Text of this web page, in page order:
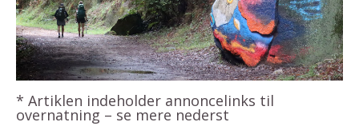
* Artiklen indeholder annoncelinks til
overnatning – se mere nederst